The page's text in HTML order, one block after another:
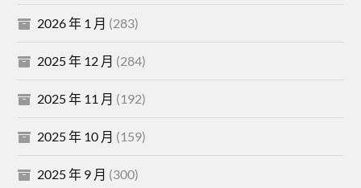
2026 年 1 月 (283)
2025 年 12 月 (284)
2025 年 11 月 (192)
2025 年 10 月 (159)
2025 年 9 月 (300)